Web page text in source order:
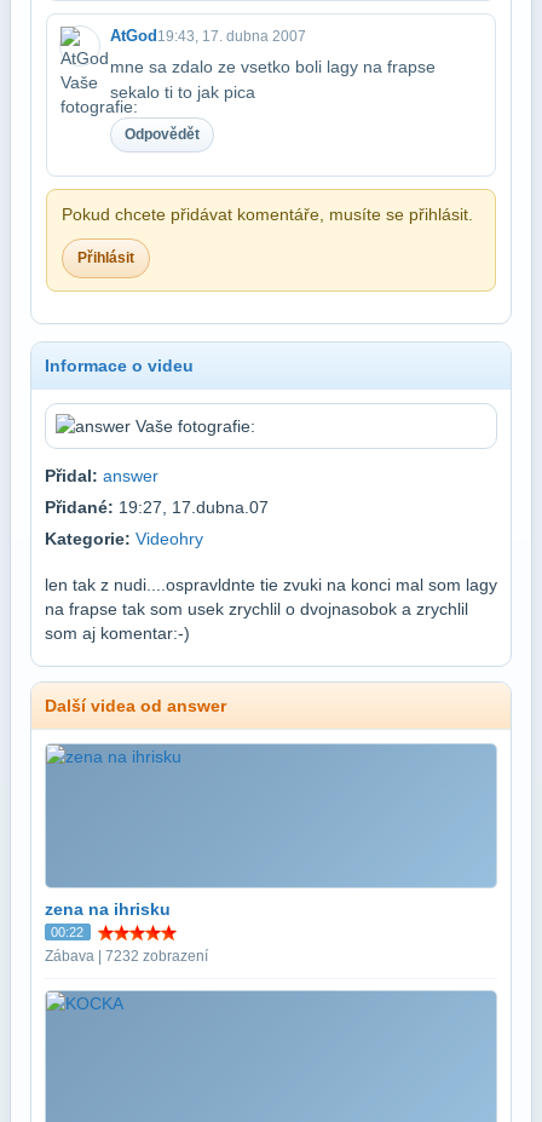
AtGod19:43, 17. dubna 2007
mne sa zdalo ze vsetko boli lagy na frapse
sekalo ti to jak pica
Odpovědět
Pokud chcete přidávat komentáře, musíte se přihlásit.
Přihlásit
Informace o videu
Přidal: answer
Přidané: 19:27, 17.dubna.07
Kategorie: Videohry
len tak z nudi....ospravldnte tie zvuki na konci mal som lagy
na frapse tak som usek zrychlil o dvojnasobok a zrychlil
som aj komentar:-)
Další videa od answer
zena na ihrisku
00:22
Zábava | 7232 zobrazení